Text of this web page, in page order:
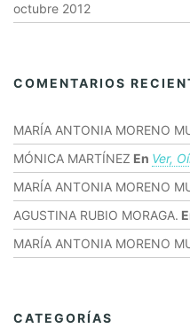
octubre 2012
COMENTARIOS
MARÍA ANTONIA MORENO
MÓNICA MARTÍNEZ En Ver,
MARÍA ANTONIA MORENO
AGUSTINA RUBIO MORAGA.
MARÍA ANTONIA MORENO
CATEGORÍAS